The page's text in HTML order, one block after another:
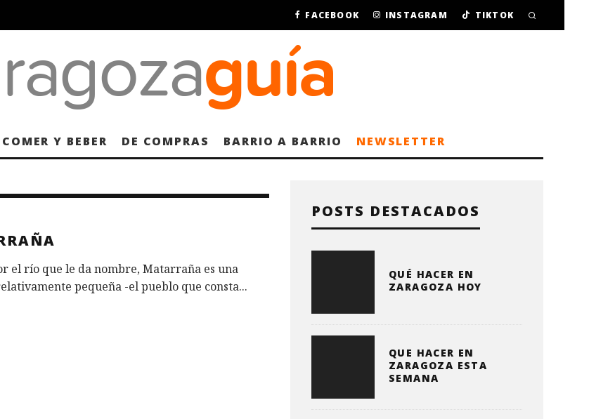
FACEBOOK INSTAGRAM TIKTOK
COMER Y BEBER DE COMPRAS BARRIO A BARRIO NEWSLETTER
el río que le da nombre, Matarraña es una
pequeña -el pueblo que consta...
POSTS DESTACADOS
QUÉ HACER EN
ZARAGOZA HOY
QUE HACER EN
ZARAGOZA ESTA
SEMANA